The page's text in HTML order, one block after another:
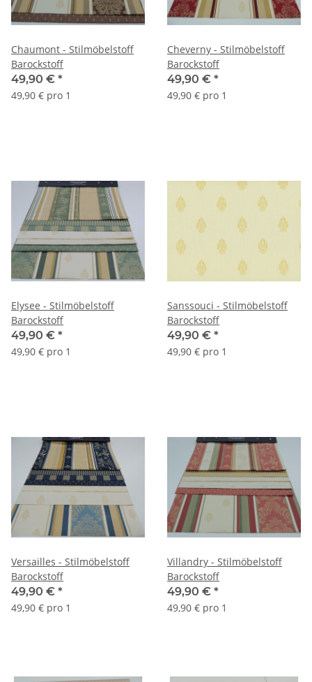
Chaumont - Stilmöbelstoff
Barockstoff
49,90 € *
49,90 € pro 1
Cheverny - Stilmöbelstoff
Barockstoff
49,90 € *
49,90 € pro 1
Elysee - Stilmöbelstoff
Barockstoff
49,90 € *
49,90 € pro 1
Sanssouci - Stilmöbelstoff
Barockstoff
49,90 € *
49,90 € pro 1
Versailles - Stilmöbelstoff
Barockstoff
49,90 € *
49,90 € pro 1
Villandry - Stilmöbelstoff
Barockstoff
49,90 € *
49,90 € pro 1